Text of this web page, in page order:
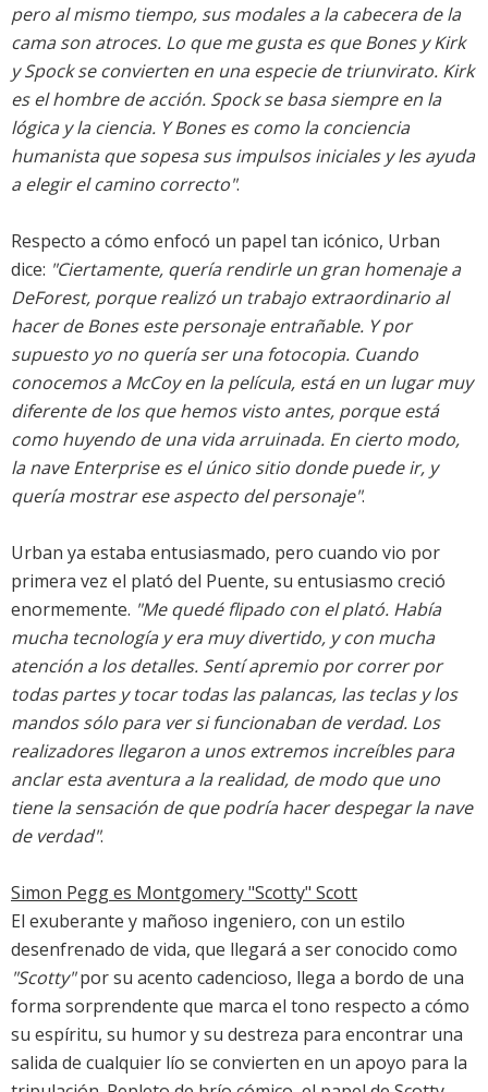
pero al mismo tiempo, sus modales a la cabecera de la
cama son atroces. Lo que me gusta es que Bones y Kirk
y Spock se convierten en una especie de triunvirato. Kirk
es el hombre de acción. Spock se basa siempre en la
lógica y la ciencia. Y Bones es como la conciencia
humanista que sopesa sus impulsos iniciales y les ayuda
a elegir el camino correcto".
Respecto a cómo enfocó un papel tan icónico, Urban
dice: "Ciertamente, quería rendirle un gran homenaje a
DeForest, porque realizó un trabajo extraordinario al
hacer de Bones este personaje entrañable. Y por
supuesto yo no quería ser una fotocopia. Cuando
conocemos a McCoy en la película, está en un lugar muy
diferente de los que hemos visto antes, porque está
como huyendo de una vida arruinada. En cierto modo,
la nave Enterprise es el único sitio donde puede ir, y
quería mostrar ese aspecto del personaje".
Urban ya estaba entusiasmado, pero cuando vio por
primera vez el plató del Puente, su entusiasmo creció
enormemente. "Me quedé flipado con el plató. Había
mucha tecnología y era muy divertido, y con mucha
atención a los detalles. Sentí apremio por correr por
todas partes y tocar todas las palancas, las teclas y los
mandos sólo para ver si funcionaban de verdad. Los
realizadores llegaron a unos extremos increíbles para
anclar esta aventura a la realidad, de modo que uno
tiene la sensación de que podría hacer despegar la nave
de verdad".
Simon Pegg es Montgomery "Scotty" Scott
El exuberante y mañoso ingeniero, con un estilo
desenfrenado de vida, que llegará a ser conocido como
"Scotty"por su acento cadencioso, llega a bordo de una
forma sorprendente que marca el tono respecto a cómo
su espíritu, su humor y su destreza para encontrar una
salida de cualquier lío se convierten en un apoyo para la